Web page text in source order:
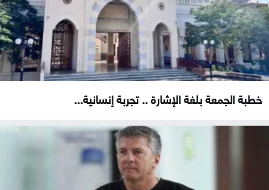
خطبة الجمعة بلغة الإشارة .. تجربة إنسانية...